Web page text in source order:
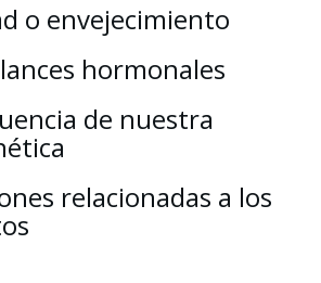
o envejecimiento
hormonales
de nuestra
relacionadas a los